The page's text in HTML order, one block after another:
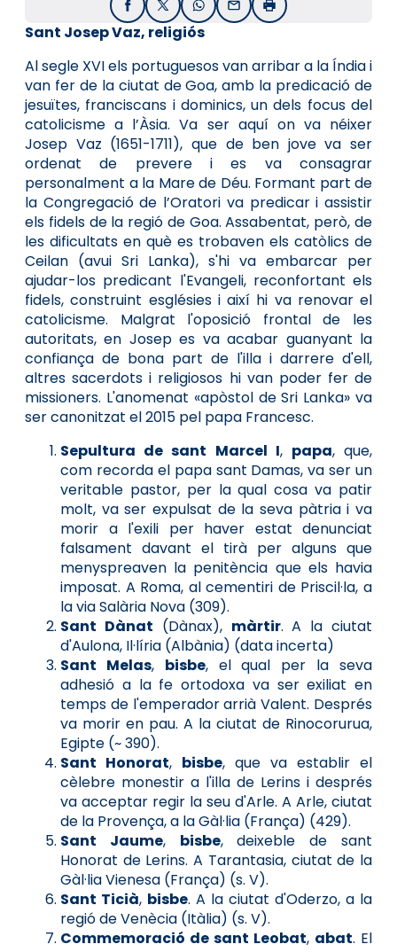
FacebookX / TwitterWhatsApp
EmailImprimir
Sant Josep Vaz, religiós
Al segle XVI els portuguesos van arribar a la Índia i
van fer de la ciutat de Goa, amb la predicació de
jesuïtes, franciscans i dominics, un dels focus del
catolicisme a l’Àsia. Va ser aquí on va néixer
Josep Vaz (1651-1711), que de ben jove va ser
ordenat de prevere i es va consagrar
personalment a la Mare de Déu. Formant part de
la Congregació de l’Oratori va predicar i assistir
els fidels de la regió de Goa. Assabentat, però, de
les dificultats en què es trobaven els catòlics de
Ceilan (avui Sri Lanka), s'hi va embarcar per
ajudar-los predicant l'Evangeli, reconfortant els
fidels, construint esglésies i així hi va renovar el
catolicisme. Malgrat l'oposició frontal de les
autoritats, en Josep es va acabar guanyant la
confiança de bona part de l'illa i darrere d'ell,
altres sacerdots i religiosos hi van poder fer de
missioners. L'anomenat «apòstol de Sri Lanka» va
ser canonitzat el 2015 pel papa Francesc.
Sepultura de sant Marcel I, papa, que,
com recorda el papa sant Damas, va ser un
veritable pastor, per la qual cosa va patir
molt, va ser expulsat de la seva pàtria i va
morir a l'exili per haver estat denunciat
falsament davant el tirà per alguns que
menyspreaven la penitència que els havia
imposat. A Roma, al cementiri de Priscil·la, a
la via Salària Nova (309).
Sant Dànat (Dànax), màrtir. A la ciutat
d'Aulona, Il·líria (Albània) (data incerta)
Sant Melas, bisbe, el qual per la seva
adhesió a la fe ortodoxa va ser exiliat en
temps de l'emperador arrià Valent. Després
va morir en pau. A la ciutat de Rinocorurua,
Egipte (~ 390).
Sant Honorat, bisbe, que va establir el
cèlebre monestir a l'illa de Lerins i després
va acceptar regir la seu d'Arle. A Arle, ciutat
de la Provença, a la Gàl·lia (França) (429).
Sant Jaume, bisbe, deixeble de sant
Honorat de Lerins. A Tarantasia, ciutat de la
Gàl·lia Vienesa (França) (s. V).
Sant Ticià, bisbe. A la ciutat d'Oderzo, a la
regió de Venècia (Itàlia) (s. V).
Commemoració de sant Leobat, abat. El